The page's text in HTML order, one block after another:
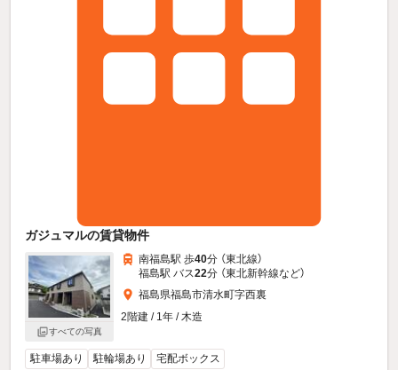
ガジュマルの賃貸物件
すべての写真
南福島駅 歩40分 （東北線）
福島駅 バス22分 （東北新幹線など）
福島県福島市清水町字西裏
2階建 / 1年 / 木造
駐車場あり 駐輪場あり 宅配ボックス